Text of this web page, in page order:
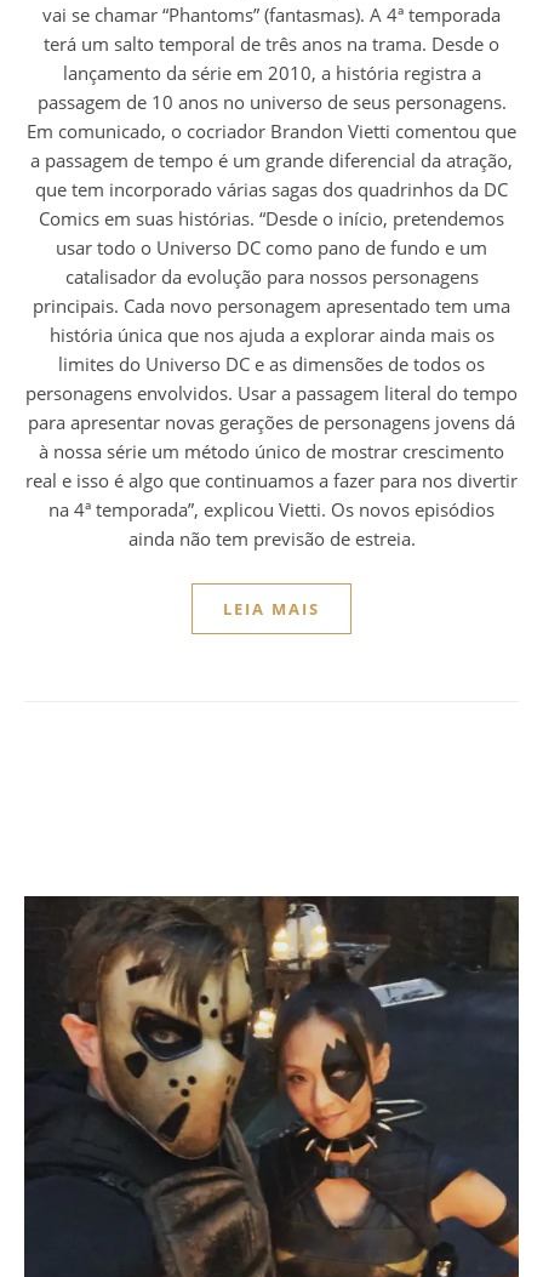
vai se chamar “Phantoms” (fantasmas). A 4ª temporada
terá um salto temporal de três anos na trama. Desde o
lançamento da série em 2010, a história registra a
passagem de 10 anos no universo de seus personagens.
Em comunicado, o cocriador Brandon Vietti comentou que
a passagem de tempo é um grande diferencial da atração,
que tem incorporado várias sagas dos quadrinhos da DC
Comics em suas histórias. “Desde o início, pretendemos
usar todo o Universo DC como pano de fundo e um
catalisador da evolução para nossos personagens
principais. Cada novo personagem apresentado tem uma
história única que nos ajuda a explorar ainda mais os
limites do Universo DC e as dimensões de todos os
personagens envolvidos. Usar a passagem literal do tempo
para apresentar novas gerações de personagens jovens dá
à nossa série um método único de mostrar crescimento
real e isso é algo que continuamos a fazer para nos divertir
na 4ª temporada”, explicou Vietti. Os novos episódios
ainda não tem previsão de estreia.
LEIA MAIS